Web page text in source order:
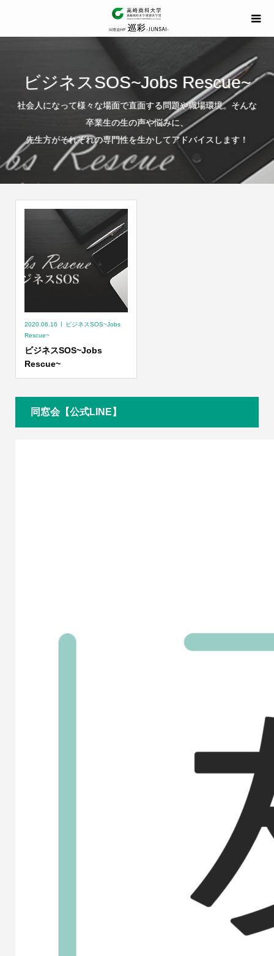
ビジネスSOS~Jobs Rescue~
社会人になって様々な場面で直面する問題や職場環境。そんな
卒業生の生の声や悩みに、
先生方がそれぞれの専門性を生かしてアドバイスします！
2020.06.16
ビジネスSOS~Jobs
Rescue~
ビジネスSOS~Jobs
Rescue~
同窓会【公式LINE】